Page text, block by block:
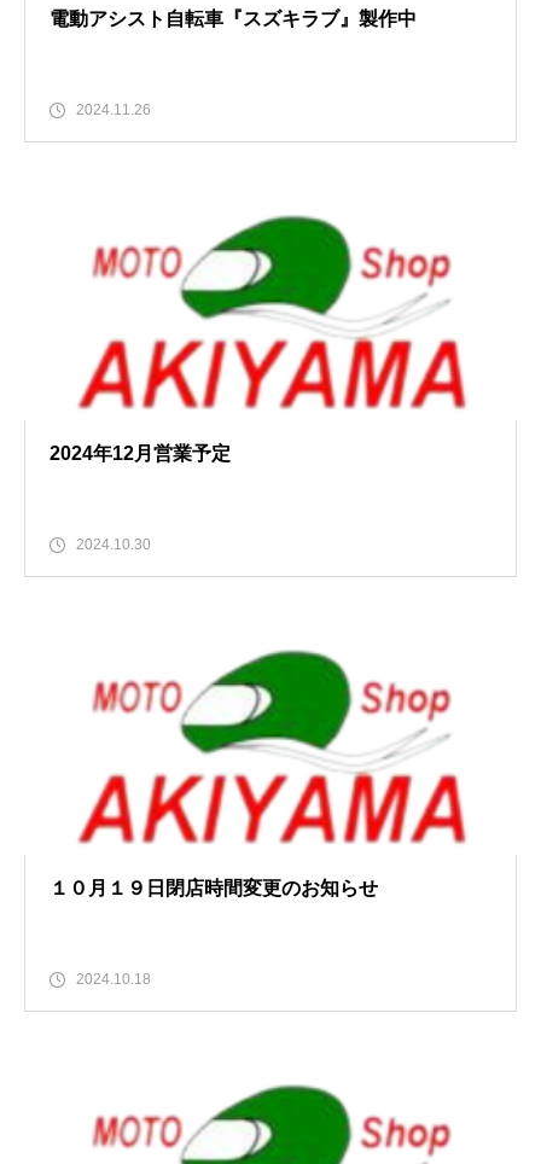
電動アシスト自転車『スズキラブ』製作中
2024.11.26
2024年12月営業予定
2024.10.30
１０月１９日閉店時間変更のお知らせ
2024.10.18